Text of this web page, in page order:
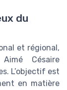
du
et régional,
Césaire
L’objectif est
en matière